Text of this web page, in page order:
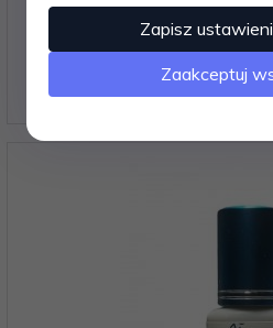
60,00
Zapisz
Zaakceptuj